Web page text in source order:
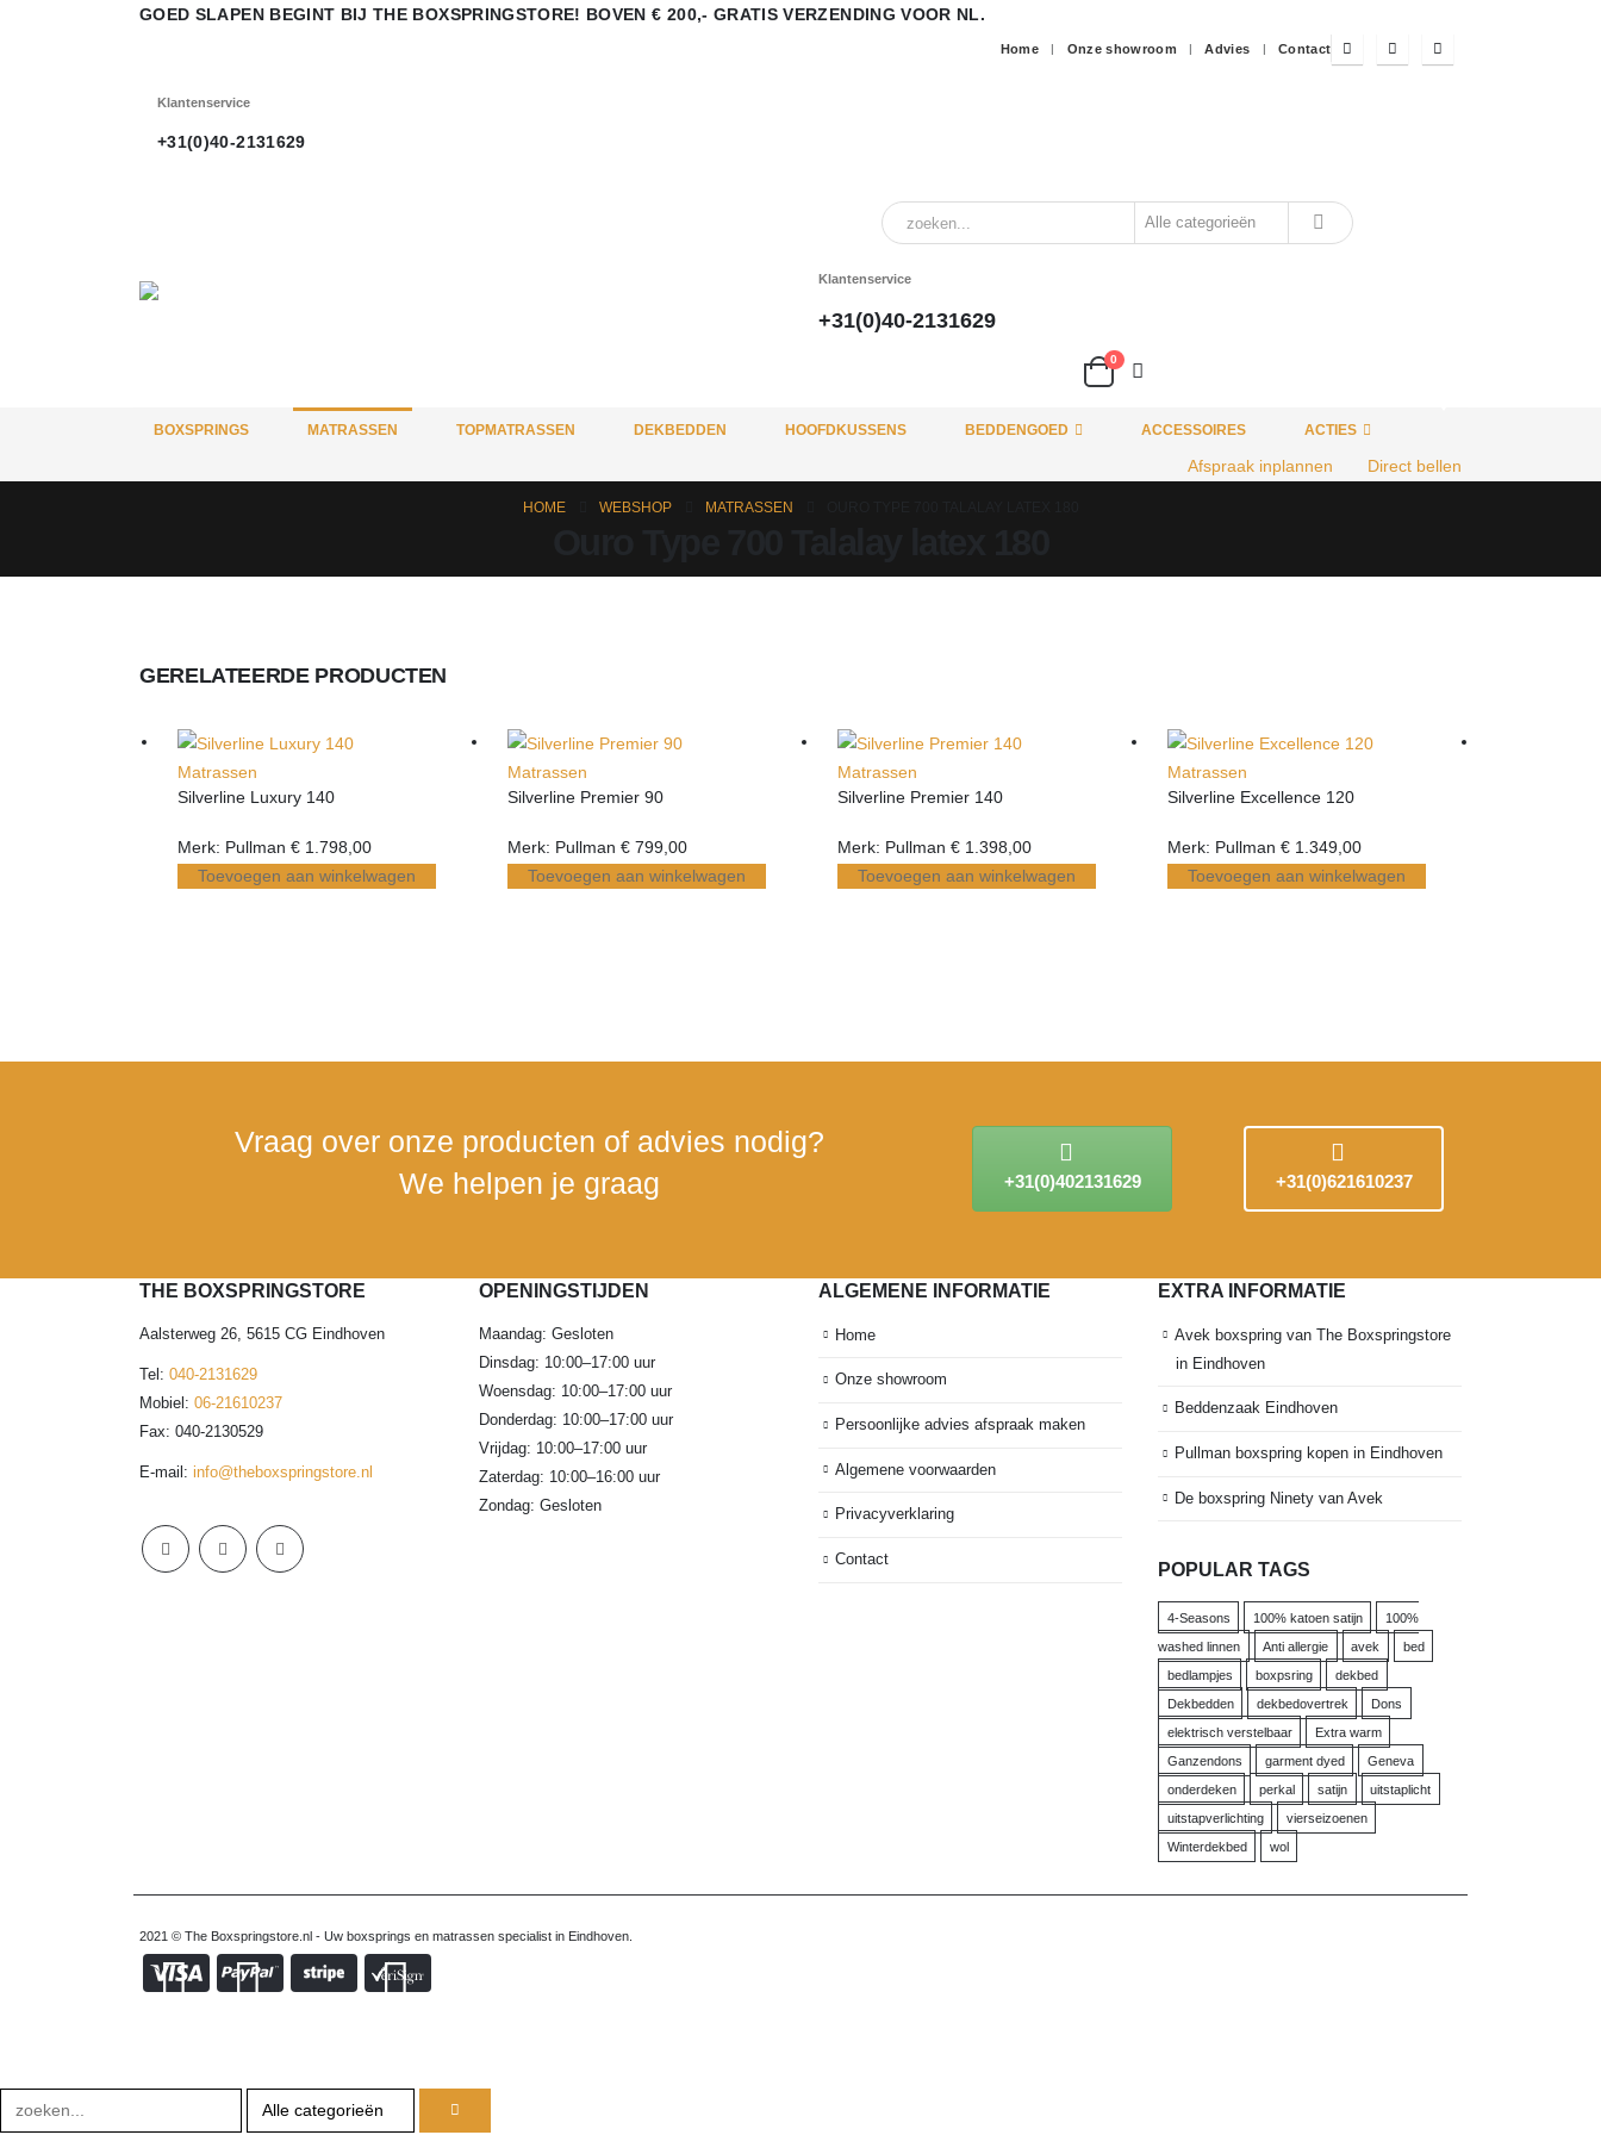
GOED SLAPEN BEGINT BIJ THE BOXSPRINGSTORE! BOVEN € 200,- GRATIS VERZENDING VOOR NL.
Home Onze showroom Advies Contact
Klantenservice
+31(0)40-2131629
Klantenservice
+31(0)40-2131629
0
BOXSPRINGS MATRASSEN TOPMATRASSEN DEKBEDDEN HOOFDKUSSENS BEDDENGOED ACCESSOIRES ACTIES
Afspraak inplannen Direct bellen
HOME WEBSHOP MATRASSEN
GERELATEERDE PRODUCTEN
Matrassen
Silverline Luxury 140
Merk: Pullman € 1.798,00
Toevoegen aan winkelwagen
Matrassen
Silverline Premier 90
Merk: Pullman € 799,00
Toevoegen aan winkelwagen
Matrassen
Silverline Premier 140
Merk: Pullman € 1.398,00
Toevoegen aan winkelwagen
Matrassen
Silverline Excellence 120
Merk: Pullman € 1.349,00
Toevoegen aan winkelwagen
Vraag over onze producten of advies nodig?
We helpen je graag
+31(0)402131629 +31(0)621610237
THE BOXSPRINGSTORE
Aalsterweg 26, 5615 CG Eindhoven
Tel: 040-2131629
Mobiel: 06-21610237
Fax: 040-2130529
E-mail: info@theboxspringstore.nl
OPENINGSTIJDEN
Maandag: Gesloten
Dinsdag: 10:00–17:00 uur
Woensdag: 10:00–17:00 uur
Donderdag: 10:00–17:00 uur
Vrijdag: 10:00–17:00 uur
Zaterdag: 10:00–16:00 uur
Zondag: Gesloten
ALGEMENE INFORMATIE
Home
Onze showroom
Persoonlijke advies afspraak maken
Algemene voorwaarden
Privacyverklaring
Contact
EXTRA INFORMATIE
Avek boxspring van The Boxspringstore
in Eindhoven
Beddenzaak Eindhoven
Pullman boxspring kopen in Eindhoven
De boxspring Ninety van Avek
POPULAR TAGS
4-Seasons 100% katoen satijn
100%
washed linnen
Anti allergie avek
bed
bedlampjes
boxpsring
dekbed
Dekbedden
dekbedovertrek
Dons
elektrisch verstelbaar
Extra warm
Ganzendons
garment dyed
Geneva
onderdeken
perkal satijn
uitstaplicht
uitstapverlichting
vierseizoenen
Winterdekbed
wol
2021 © The Boxspringstore.nl - Uw boxsprings en matrassen specialist in Eindhoven.